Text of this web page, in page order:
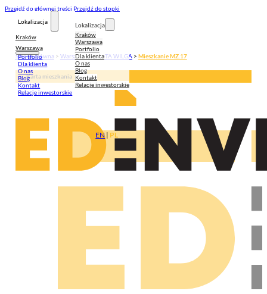
Przejdź do głównej treści Przejdź do stopki
Lokalizacja
Kraków
Warszawa
Portfolio
Dla klienta
O nas
Blog
Kontakt
Relacje inwestorskie
Lokalizacja
Kraków
Warszawa
Portfolio
Dla klienta
O nas
Blog
Kontakt
Relacje inwestorskie
EN| PL
Strona główna > Warszawa>ZŁOTA WILGA> Mieszkanie MZ.17
Karta mieszkania